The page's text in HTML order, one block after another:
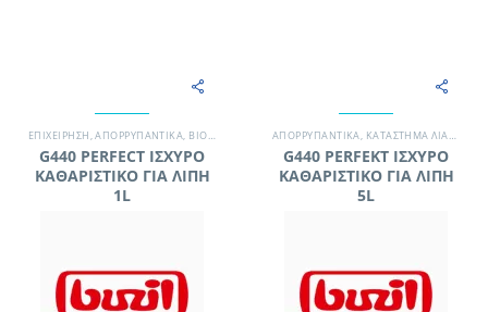
EΠΙΧΕΊΡΗΣΗ,ΑΠΟΡΡΥΠΑΝΤΙΚΆ, ΒΙΟΜΗΧΑΝΊΑ ΓΡΑΦΕΊΟ,ΚΑΤΆΣΤΗΜΑ ΛΙΑΝΙΚΉΣ,ΚΟΥΖΊΝΑ -
G440 PERFECT ΙΣΧΥΡΟ
ΚΑΘΑΡΙΣΤΙΚΟ ΓΙΑ ΛΙΠΗ
1L
ΑΠΟΡΡΥΠΑΝΤΙΚΆ, ΚΑΤΆΣΤΗΜΑ ΛΙΑΝΙΚΉΣ
G440 PERFEKT ΙΣΧΥΡΟ
ΚΑΘΑΡΙΣΤΙΚΟ ΓΙΑ ΛΙΠΗ
5L